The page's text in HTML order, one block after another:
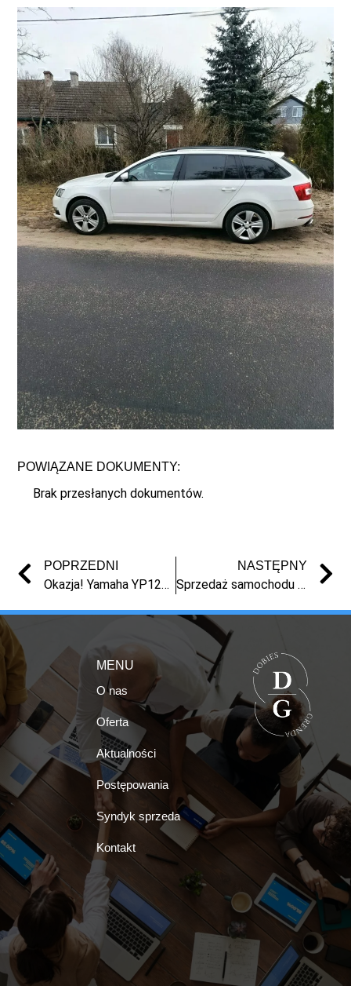
POWIĄZANE DOKUMENTY:
Brak przesłanych dokumentów.
POPRZEDNI
Okazja! Yamaha YP125R 125cc – sprzedaż syndyk, niska cena, licytacja
NASTĘPNY
Sprzedaż samochodu z masy upadłości – Nissan Note 2007
MENU
O nas
Oferta
Aktualności
Postępowania
Syndyk sprzeda
Kontakt